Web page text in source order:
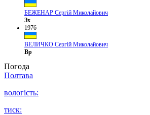
БЕЖЕНАР Сергій Миколайович
Зх
1976
ВЕЛИЧКО Сергій Миколайович
Вр
Погода
Полтава
вологість:
тиск: